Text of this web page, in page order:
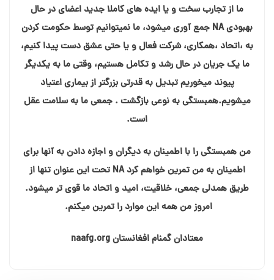
ما از تجارب سخت و یا ایده های کاملا جدید اعضای در حال
بهبودی NA جمع آوری میشود، ما نمیتوانیم توسط حکومت کردن
به ،اتحاد ،همکاری، شرکت فعال و يا حتى عشق دست پیدا کنیم،
ما یک جریان در حال رشد و تکامل هستیم، وقتی ما به یکدیگر
پیوند میخوریم تبدیل به قدرتی بزرگتر از بیماری اعتیاد
میشویم.همبستگی به نوعی بازگشت . جمعی ما به سلامت عقل
است.
من همبستگی را با اطمینان به دیگران و اجازه دادن به آنها برای
اطمینان به من تمرین خواهم کرد NA تحت این عنوان تنها از
طریق همدلی جمعی، خلاقیت، امید و اتحاد ما قوی تر میشود.
امروز من همه این موارد را تمرین میکنم.
معتادان گمنام افغانستان naafg.org